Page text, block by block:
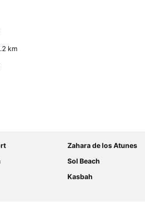
km
Zahara de los Atunes
Sol Beach
Kasbah